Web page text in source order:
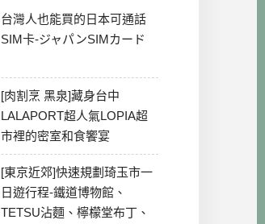
台灣人也能買的日本可通話
SIM卡-ジャパンSIMカード
[肉割烹 黑泉]藏身台中
LALAPORT超人氣LOPIA超
市裡的密室和食饗宴
[東京近郊]快速規劃琦玉市一
日遊行程-鐵道博物館、
TETSU沾麵、檸檬堂布丁、